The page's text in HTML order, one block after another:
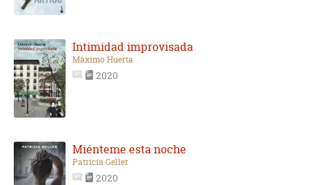
Intimidad improvisada
Máximo Huerta
2020
Miénteme esta noche
Patricia Geller
2020